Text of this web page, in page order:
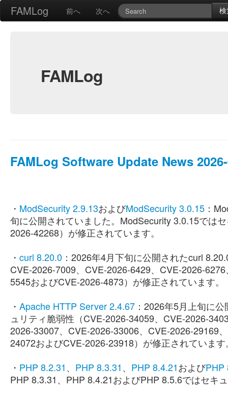
FAMLog 前へ 次へ
FAMLog
FAMLog Software Update News
・ ModSecurity 2.9.13およびModSecurity 3.0.15 ：
旬に公開されていました。ModSecurity 3.0.15では
2026-42268）が修正されています。
・ curl 8.20.0 ：2026年4月下旬に公開されたcurl
CVE-2026-7009、CVE-2026-6429、CVE-2026-
5545およびCVE-2026-4873）が修正されています。
・ Apache HTTP Server 2.4.67 ：2026年5月上旬に
ュリティ脆弱性（CVE-2026-34059、CVE-2026-
2026-33007、CVE-2026-33006、CVE-2026-29169
24072およびCVE-2026-23918）が修正されています
・ PHP 8.2.31、 PHP 8.3.31、 PHP 8.4.21およびPHP
PHP 8.3.31、PHP 8.4.21およびPHP 8.5.6ではセキ